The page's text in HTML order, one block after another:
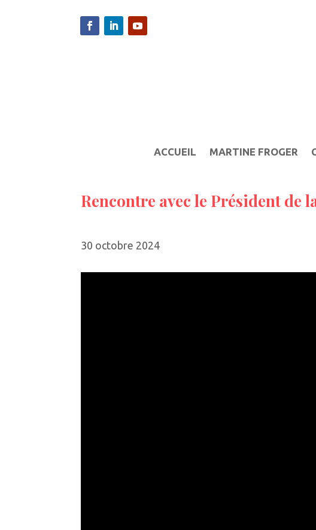
ACCUEIL MARTINE FROGER
Rencontre avec le Président de
30 octobre 2024